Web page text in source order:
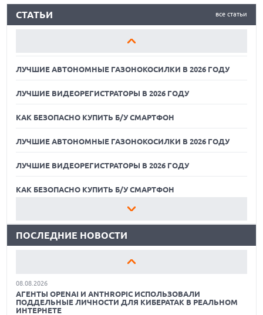
все статьи
СТАТЬИ
КАК БЕЗОПАСНО КУПИТЬ Б/У СМАРТФОН
ЛУЧШИЕ АВТОНОМНЫЕ ГАЗОНОКОСИЛКИ В 2026 ГОДУ
ЛУЧШИЕ ВИДЕОРЕГИСТРАТОРЫ В 2026 ГОДУ
КАК БЕЗОПАСНО КУПИТЬ Б/У СМАРТФОН
ЛУЧШИЕ АВТОНОМНЫЕ ГАЗОНОКОСИЛКИ В 2026 ГОДУ
ЛУЧШИЕ ВИДЕОРЕГИСТРАТОРЫ В 2026 ГОДУ
КАК БЕЗОПАСНО КУПИТЬ Б/У СМАРТФОН
ЛУЧШИЕ АВТОНОМНЫЕ ГАЗОНОКОСИЛКИ В 2026 ГОДУ
ЛУЧШИЕ ВИДЕОРЕГИСТРАТОРЫ В 2026 ГОДУ
КАК БЕЗОПАСНО КУПИТЬ Б/У СМАРТФОН
ЛУЧШИЕ АВТОНОМНЫЕ ГАЗОНОКОСИЛКИ В 2026 ГОДУ
ЛУЧШИЕ ВИДЕОРЕГИСТРАТОРЫ В 2026 ГОДУ
ПОСЛЕДНИЕ НОВОСТИ
07.08.2026
ПОВТОРИТ УСПЕХ ЛЕГЕНДАРНЫХ МОДЕЛЕЙ КОМПАНИИ
ВСЕХ ПОЛЬЗОВАТЕЛЕЙ CHATGPT
08.08.2026
АГЕНТЫ OPENAI И ANTHROPIC ИСПОЛЬЗОВАЛИ
ПОДДЕЛЬНЫЕ ЛИЧНОСТИ ДЛЯ КИБЕРАТАК В РЕАЛЬНОМ
ИНТЕРНЕТЕ